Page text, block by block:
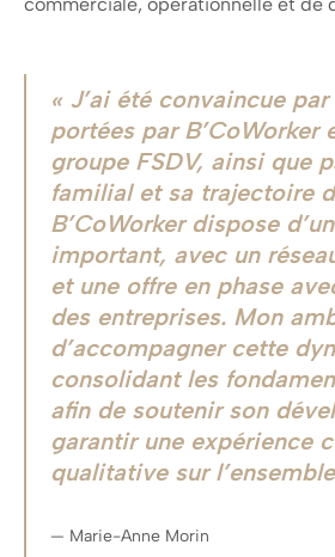
commerciale, opérationnelle et de
J’ai été convaincue
portées par B’CoWorker
groupe FSDV, ainsi que
familial et sa trajectoire
B’CoWorker dispose
important, avec un
et une offre en phase
des entreprises. Mon
d’accompagner cette
consolidant les
afin de soutenir son
garantir une expérience
qualitative sur
Marie-Anne Morin